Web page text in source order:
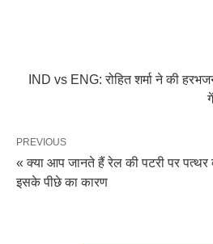
IND vs ENG: रोहित शर्मा ने की
PREVIOUS
« क्या आप जानते हैं रेल की पटरी पर पत्थर
इसके पीछे का कारण